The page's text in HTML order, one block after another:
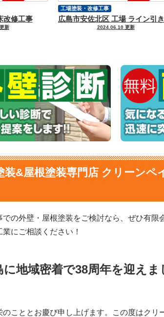
改修工事
新 2024.06.10 更新
工場塗装・改修工事
装&屋根塗装専門店 クリーンペ
での外壁・屋根塗装をご検討なら、ぜひ有限
にご相談ください！
に地域密着で38周年を迎えま
のこととお慶び申し上げます。この度はクリ